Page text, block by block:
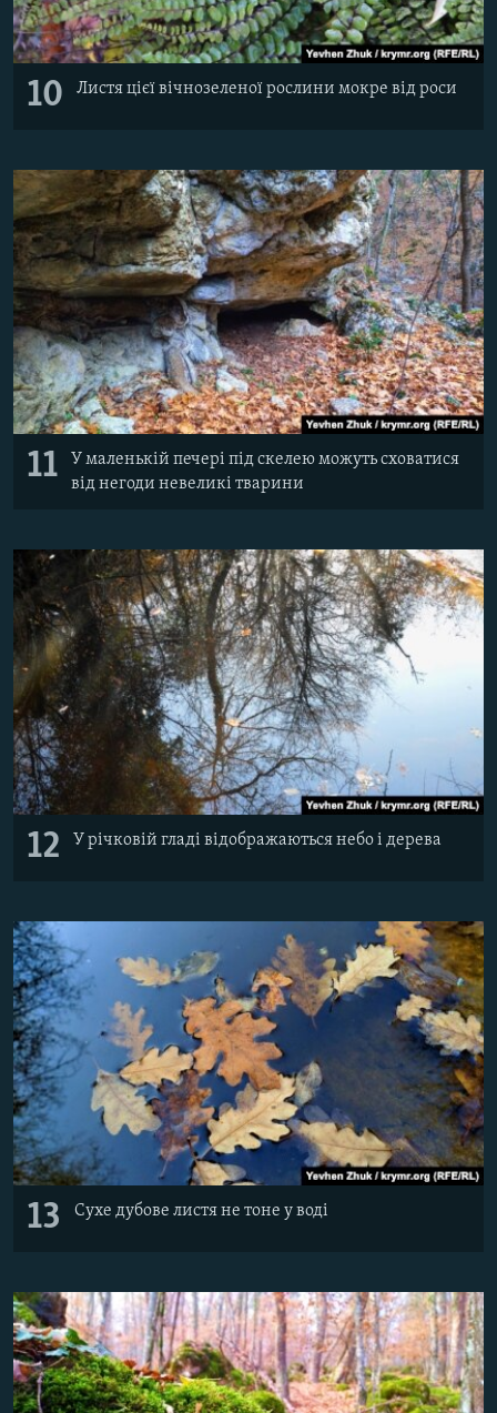
10 Листя цієї вічнозеленої рослини мокре від роси
11
У маленькій печері під скелею можуть сховатися
від негоди невеликі тварини
12 У річковій гладі відображаються небо і дерева
13 Сухе дубове листя не тоне у воді